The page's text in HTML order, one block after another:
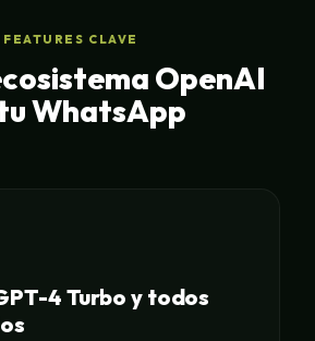
FEATURES CLAVE
OpenAI
WhatsApp
4 Turbo y todos